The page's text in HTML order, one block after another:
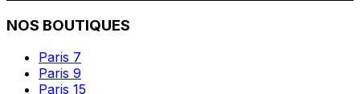
NOS BOUTIQUES
Paris 7
Paris 9
Paris 15